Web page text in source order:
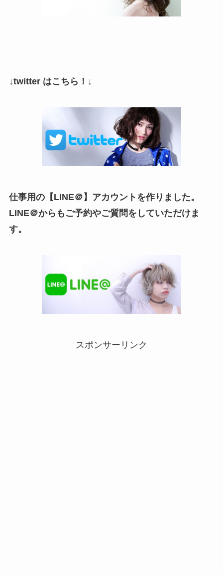
↓twitter はこちら！↓
仕事用の【LINE＠】アカウントを作りました。
LINE＠からもご予約やご質問をしていただけま
す。
スポンサーリンク